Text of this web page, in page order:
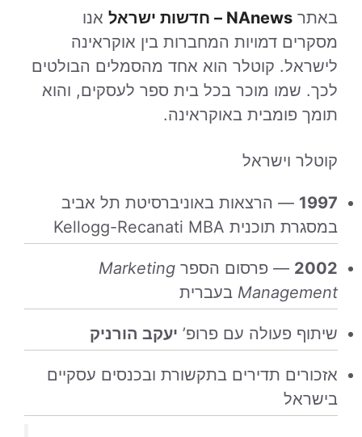
באתר NAnews – חדשות ישראל
אנו
מסקרים דמויות המחברות בין אוקראינה
לישראל. קוטלר הוא אחד מהסמלים הבולטים
לכך. שמו מוכר בכל בית ספר לעסקים, והוא
תומך פומבית באוקראינה.
קוטלר וישראל
1997 — הרצאות באוניברסיטת תל אביב
במסגרת תוכנית Kellogg-Recanati MBA
2002 — פרסום הספר Marketing
Management בעברית
שיתוף פעולה עם פרופ’ יעקב הורניק
אזכורים תדירים בתקשורת ובכנסים עסקיים
בישראל